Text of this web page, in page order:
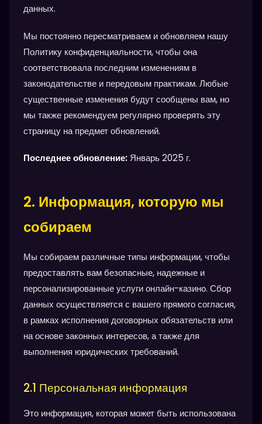
данных.
Мы постоянно пересматриваем и обновляем нашу
Политику конфиденциальности, чтобы она
соответствовала последним изменениям в
законодательстве и передовым практикам. Любые
существенные изменения будут сообщены вам, но
мы также рекомендуем регулярно проверять эту
страницу на предмет обновлений.
Последнее обновление: Январь 2025 г.
2. Информация, которую мы
собираем
Мы собираем различные типы информации, чтобы
предоставлять вам безопасные, надежные и
персонализированные услуги онлайн-казино. Сбор
данных осуществляется с вашего прямого согласия,
в рамках исполнения договорных обязательств или
на основе законных интересов, а также для
выполнения юридических требований.
2.1 Персональная информация
Это информация, которая может быть использована